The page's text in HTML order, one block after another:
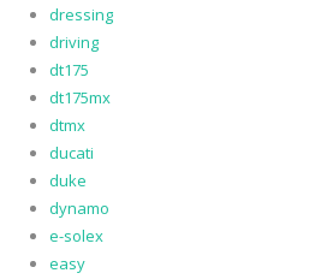
dressing
driving
dt175
dt175mx
dtmx
ducati
duke
dynamo
e-solex
easy